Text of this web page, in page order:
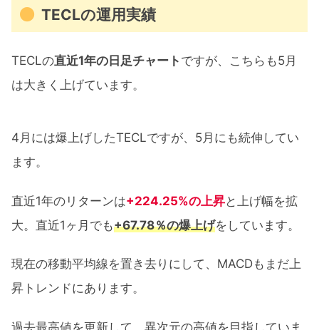
TECLの運用実績
TECLの直近1年の日足チャート ですが、こちらも5月
は大きく上げています。
4月には爆上げしたTECLですが、5月にも続伸してい
ます。
直近1年のリターンは+224.25%の上昇と上げ幅を拡
大。直近1ヶ月でも+67.78％の爆上げをしています。
現在の移動平均線を置き去りにして、MACDもまだ上
昇トレンドにあります。
過去最高値を更新して、異次元の高値を目指していま